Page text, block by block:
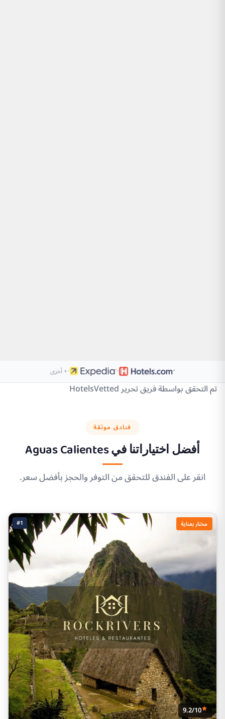
·
·+ أخرى
تم التحقق بواسطة فريق تحرير HotelsVetted
فنادق موثقة
أفضل اختياراتنا فيAguas Calientes
انقر على الفندق للتحقق من التوفر والحجز بأفضل سعر.
#1 مختار بعناية
9.2/10